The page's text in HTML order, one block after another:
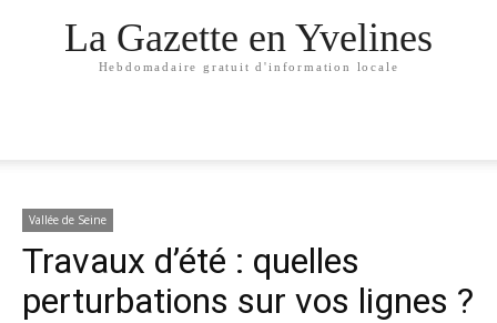
La Gazette en Yvelines
Hebdomadaire gratuit d'information locale
Vallée de Seine
Travaux d’été : quelles
perturbations sur vos lignes ?